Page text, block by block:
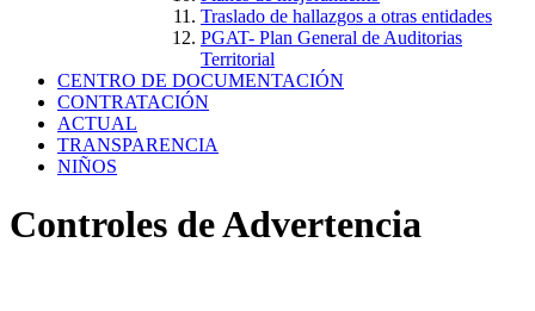
Traslado de hallazgos a otras entidades
PGAT- Plan General de Auditorias
Territorial
CENTRO DE DOCUMENTACIÓN
CONTRATACIÓN
ACTUAL
TRANSPARENCIA
NIÑOS
Controles de Advertencia